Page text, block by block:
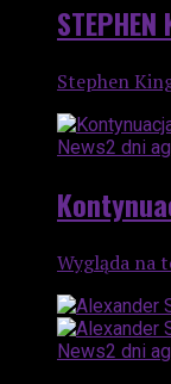
Stephen
News2 dni
Wygląda na
News2 dni